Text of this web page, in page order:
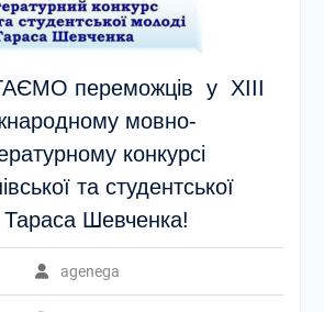
переможців у XIII
мовно-
конкурсі
та студентської
Тараса Шевченка!
agenega